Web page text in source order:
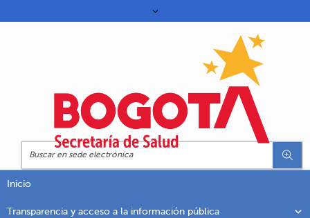
Inicio
Transparencia y acceso a la información pública